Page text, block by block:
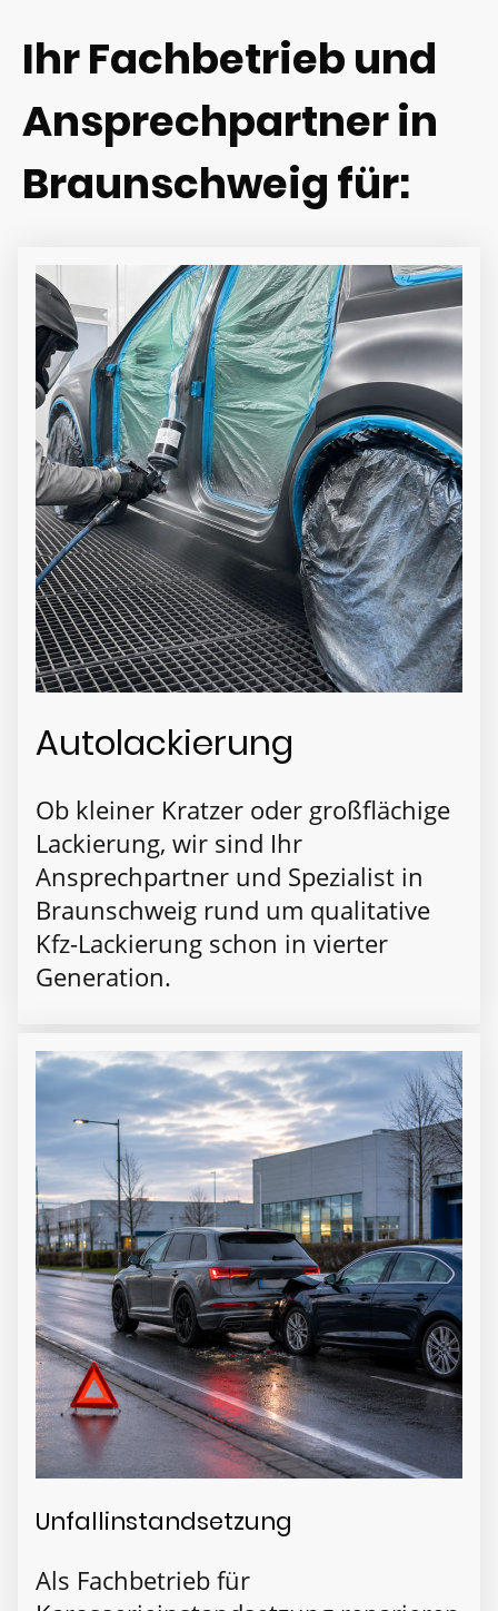
Ihr Fachbetrieb und
Ansprechpartner in
Braunschweig für:
Autolackierung
Ob kleiner Kratzer oder großflächige
Lackierung, wir sind Ihr
Ansprechpartner und Spezialist in
Braunschweig rund um qualitative
Kfz-Lackierung schon in vierter
Generation.
Unfallinstandsetzung
Als Fachbetrieb für